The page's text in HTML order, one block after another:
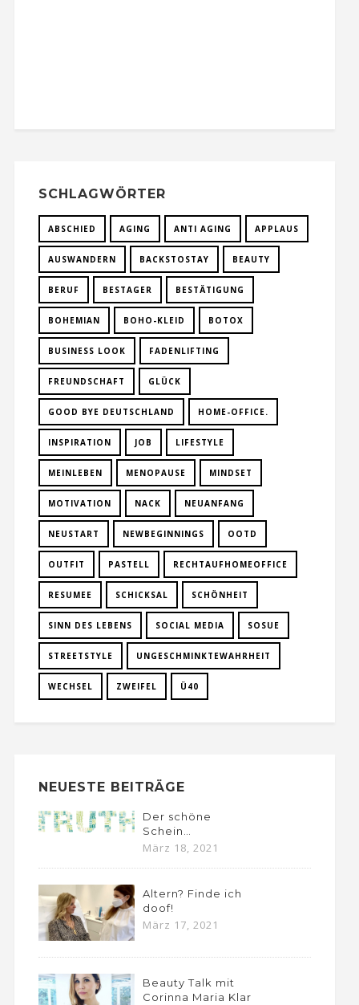
SCHLAGWÖRTER
ABSCHIED AGING ANTI AGING APPLAUS
AUSWANDERN BACKSTOSTAY BEAUTY
BERUF BESTAGER BESTÄTIGUNG
BOHEMIAN BOHO-KLEID BOTOX
BUSINESS LOOK FADENLIFTING
FREUNDSCHAFT GLÜCK
GOOD BYE DEUTSCHLAND HOME-OFFICE.
INSPIRATION JOB LIFESTYLE
MEINLEBEN MENOPAUSE MINDSET
MOTIVATION NACK NEUANFANG
NEUSTART NEWBEGINNINGS OOTD
OUTFIT PASTELL RECHTAUFHOMEOFFICE
RESUMEE SCHICKSAL SCHÖNHEIT
SINN DES LEBENS SOCIAL MEDIA SOSUE
STREETSTYLE UNGESCHMINKTEWAHRHEIT
WECHSEL ZWEIFEL Ü40
NEUESTE BEITRÄGE
Der schöne
Schein…
März 18, 2021
Altern? Finde ich
doof!
März 17, 2021
Beauty Talk mit
Corinna Maria Klar